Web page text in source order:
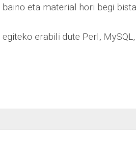
eta material hori begi
erabili dute Perl,